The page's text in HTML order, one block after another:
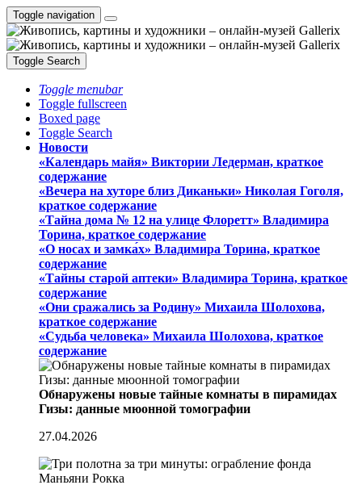
Toggle navigation
Toggle Search
Toggle menubar
Toggle fullscreen
Boxed page
Toggle Search
Новости
«Календарь майя» Виктории Ледерман, краткое
содержание
«Вечера на хуторе близ Диканьки» Николая Гоголя,
краткое содержание
«Тайна дома № 12 на улице Флоретт» Владимира
Торина, краткое содержание
«О носах и замка́х» Владимира Торина, краткое
содержание
«Тайны старой аптеки» Владимира Торина, краткое
содержание
«Они сражались за Родину» Михаила Шолохова,
краткое содержание
«Судьба человека» Михаила Шолохова, краткое
содержание
Обнаружены новые тайные комнаты в пирамидах
Гизы: данные мюонной томографии
27.04.2026